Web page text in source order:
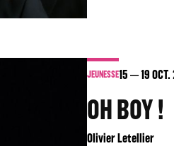
JEUNESSE15 19
OH BOY !
Olivier Letellier